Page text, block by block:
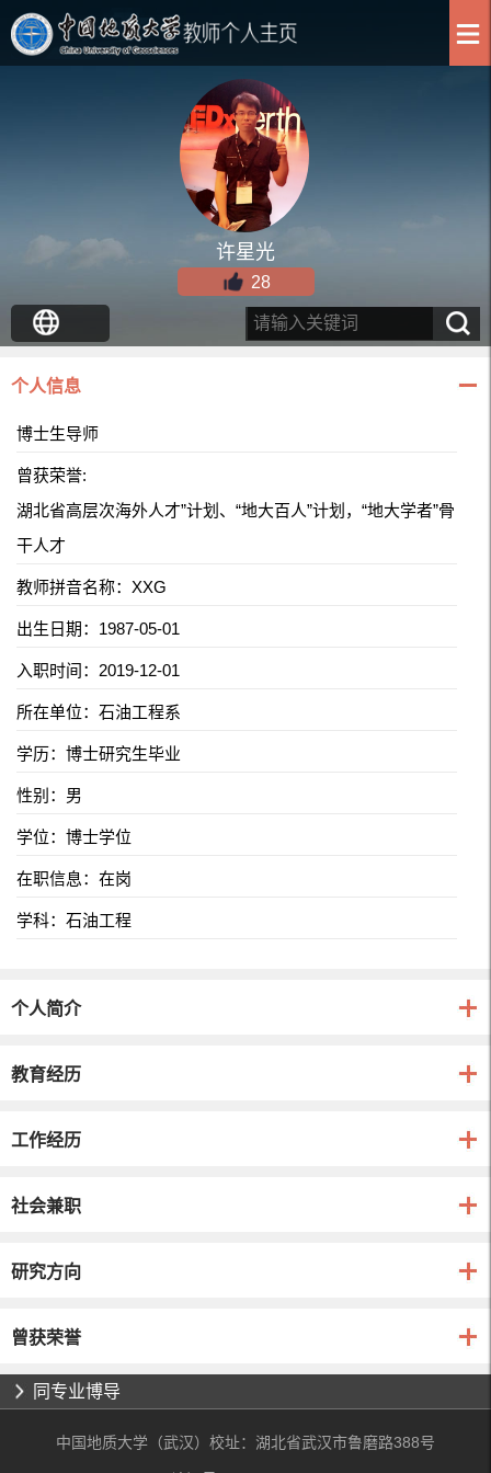
许星光
28
个人信息
博士生导师
曾获荣誉:
湖北省高层次海外人才”计划、“地大百人”计划，“地大学者”骨
干人才
教师拼音名称：XXG
出生日期：1987-05-01
入职时间：2019-12-01
所在单位：石油工程系
学历：博士研究生毕业
性别：男
学位：博士学位
在职信息：在岗
学科：石油工程
个人简介
教育经历
工作经历
社会兼职
研究方向
曾获荣誉
同专业博导
中国地质大学（武汉）校址：湖北省武汉市鲁磨路388号